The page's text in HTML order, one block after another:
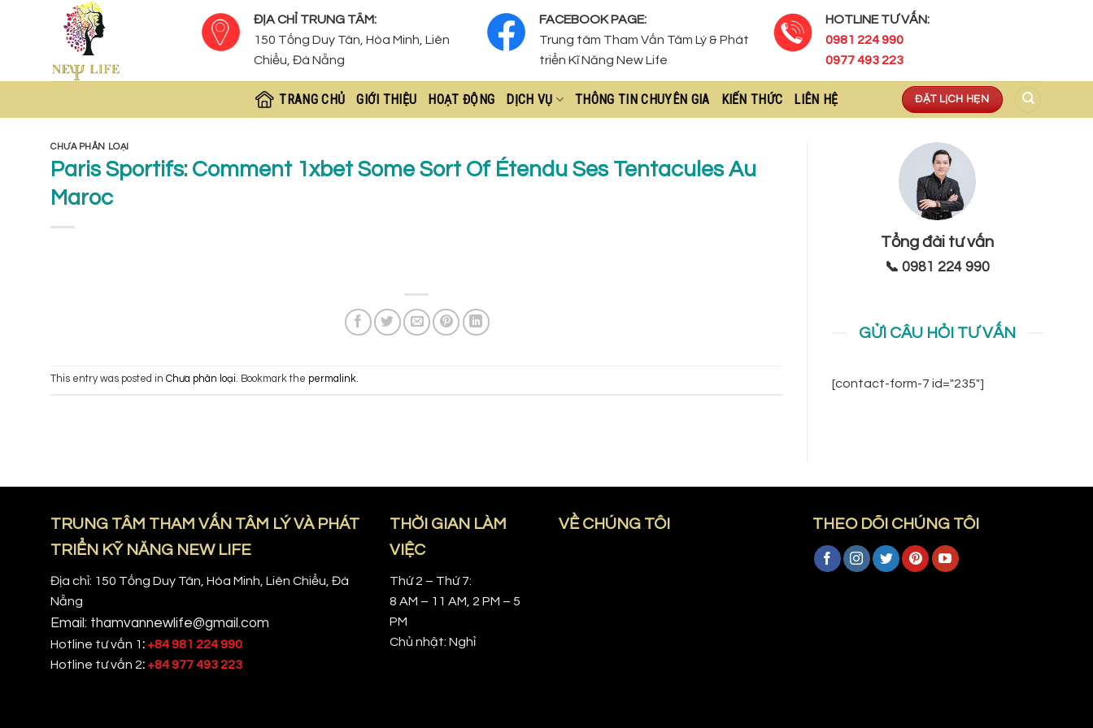
ĐỊA CHỈ TRUNG TÂM:
150 Tống Duy Tân, Hòa Minh, Liên
Chiểu, Đà Nẵng
FACEBOOK PAGE:
Trung tâm Tham Vấn Tâm Lý & Phát
triển Kĩ Năng New Life
HOTLINE TƯ VẤN:
0981 224 990
0977 493 223
TRANG CHỦ GIỚI THIỆU HOẠT ĐỘNG DỊCH VỤ THÔNG TIN CHUYÊN GIA KIẾN THỨC LIÊN HỆ ĐẶT LỊCH HẸN
CHƯA PHÂN LOẠI
Paris Sportifs: Comment 1xbet Some Sort Of Étendu Ses Tentacules Au
Maroc
This entry was posted in Chưa phân loại. Bookmark the permalink.
Tổng đài tư vấn
📞 0981 224 990
GỬI CÂU HỎI TƯ VẤN
[contact-form-7 id="235"]
TRUNG TÂM THAM VẤN TÂM LÝ VÀ PHÁT
TRIỂN KỸ NĂNG NEW LIFE
Địa chỉ: 150 Tống Duy Tân, Hòa Minh, Liên Chiểu, Đà
Nẵng
Email: thamvannewlife@gmail.com
Hotline tư vấn 1: +84 981 224 990
Hotline tư vấn 2: +84 977 493 223
THỜI GIAN LÀM
VIỆC
Thứ 2 – Thứ 7:
8 AM – 11 AM, 2 PM – 5
PM
Chủ nhật: Nghỉ
VỀ CHÚNG TÔI THEO DÕI CHÚNG TÔI